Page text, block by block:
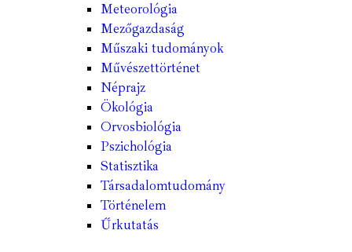
Meteorológia
Mezőgazdaság
Műszaki tudományok
Művészettörténet
Néprajz
Ökológia
Orvosbiológia
Pszichológia
Statisztika
Társadalomtudomány
Történelem
Űrkutatás